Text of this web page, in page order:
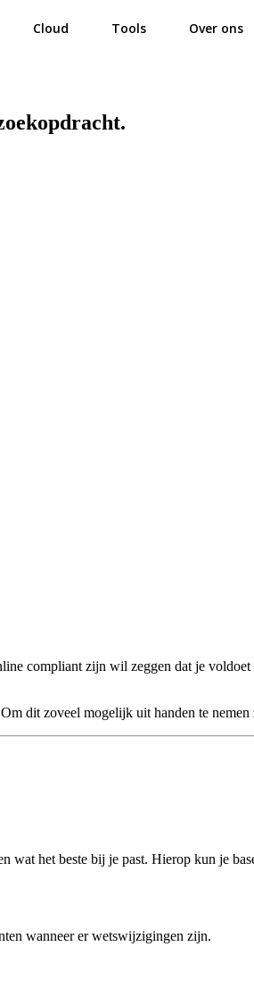
Cloud Tools Over ons
compliant zijn wil zeggen dat je
dit zoveel mogelijk uit handen te
wat het beste bij je past. Hierop kun je
wanneer er wetswijzigingen zijn.